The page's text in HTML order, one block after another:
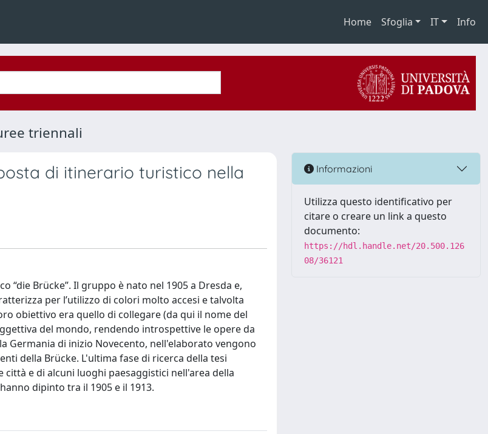
Home Sfoglia IT Info
triennali
di itinerario turistico nella
“die Brücke”. Il gruppo è nato nel 1905 a Dresda e,
per l’utilizzo di colori molto accesi e talvolta
obiettivo era quello di collegare (da qui il nome del
del mondo, rendendo introspettive le opere da
Germania di inizio Novecento, nell'elaborato vengono
della Brücke. L'ultima fase di ricerca della tesi
e di alcuni luoghi paesaggistici nell'area della
dipinto tra il 1905 e il 1913.
Informazioni
Utilizza questo identificativo per
citare o creare un link a questo
documento:
https://hdl.handle.net/20.500.126
08/36121